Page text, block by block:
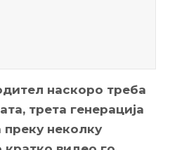
наскоро треба
трета генерација
преку неколку